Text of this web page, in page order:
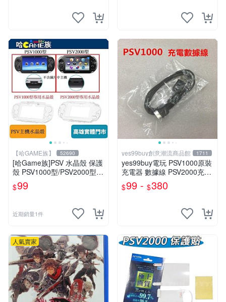
【哈GAME族】 52690
[哈Game族]PSV 水晶殼 保護
殼 PSV1000型/PSV2000型
硬殼 PC 透明殼 主機保護套
完美貼合
$99
近期銷量1件
yes99buy創意潮流商品館 1711
yes99buy電玩 PSV1000原裝
充電器 數據線 PSV2000充電
器 PSV充電線電源周邊配件
$99 - $380
人氣賣家